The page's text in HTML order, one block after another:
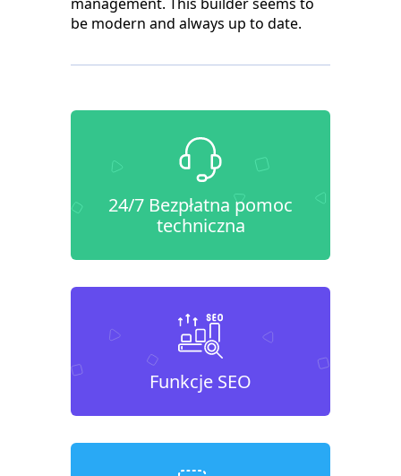
management. This builder seems to
be modern and always up to date.
24/7 Bezpłatna pomoc
techniczna
Funkcje SEO